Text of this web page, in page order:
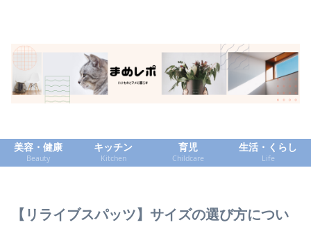
美容・健康
Beauty
キッチン
Kitchen
育児
Childcare
生活・くらし
Life
【リライブスパッツ】サイズの選び方につい